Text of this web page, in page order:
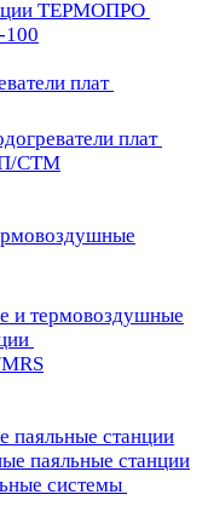
ТЕРМОПРО
плат
плат
СТМ
и термовоздушные
паяльные станции
паяльные станции
системы